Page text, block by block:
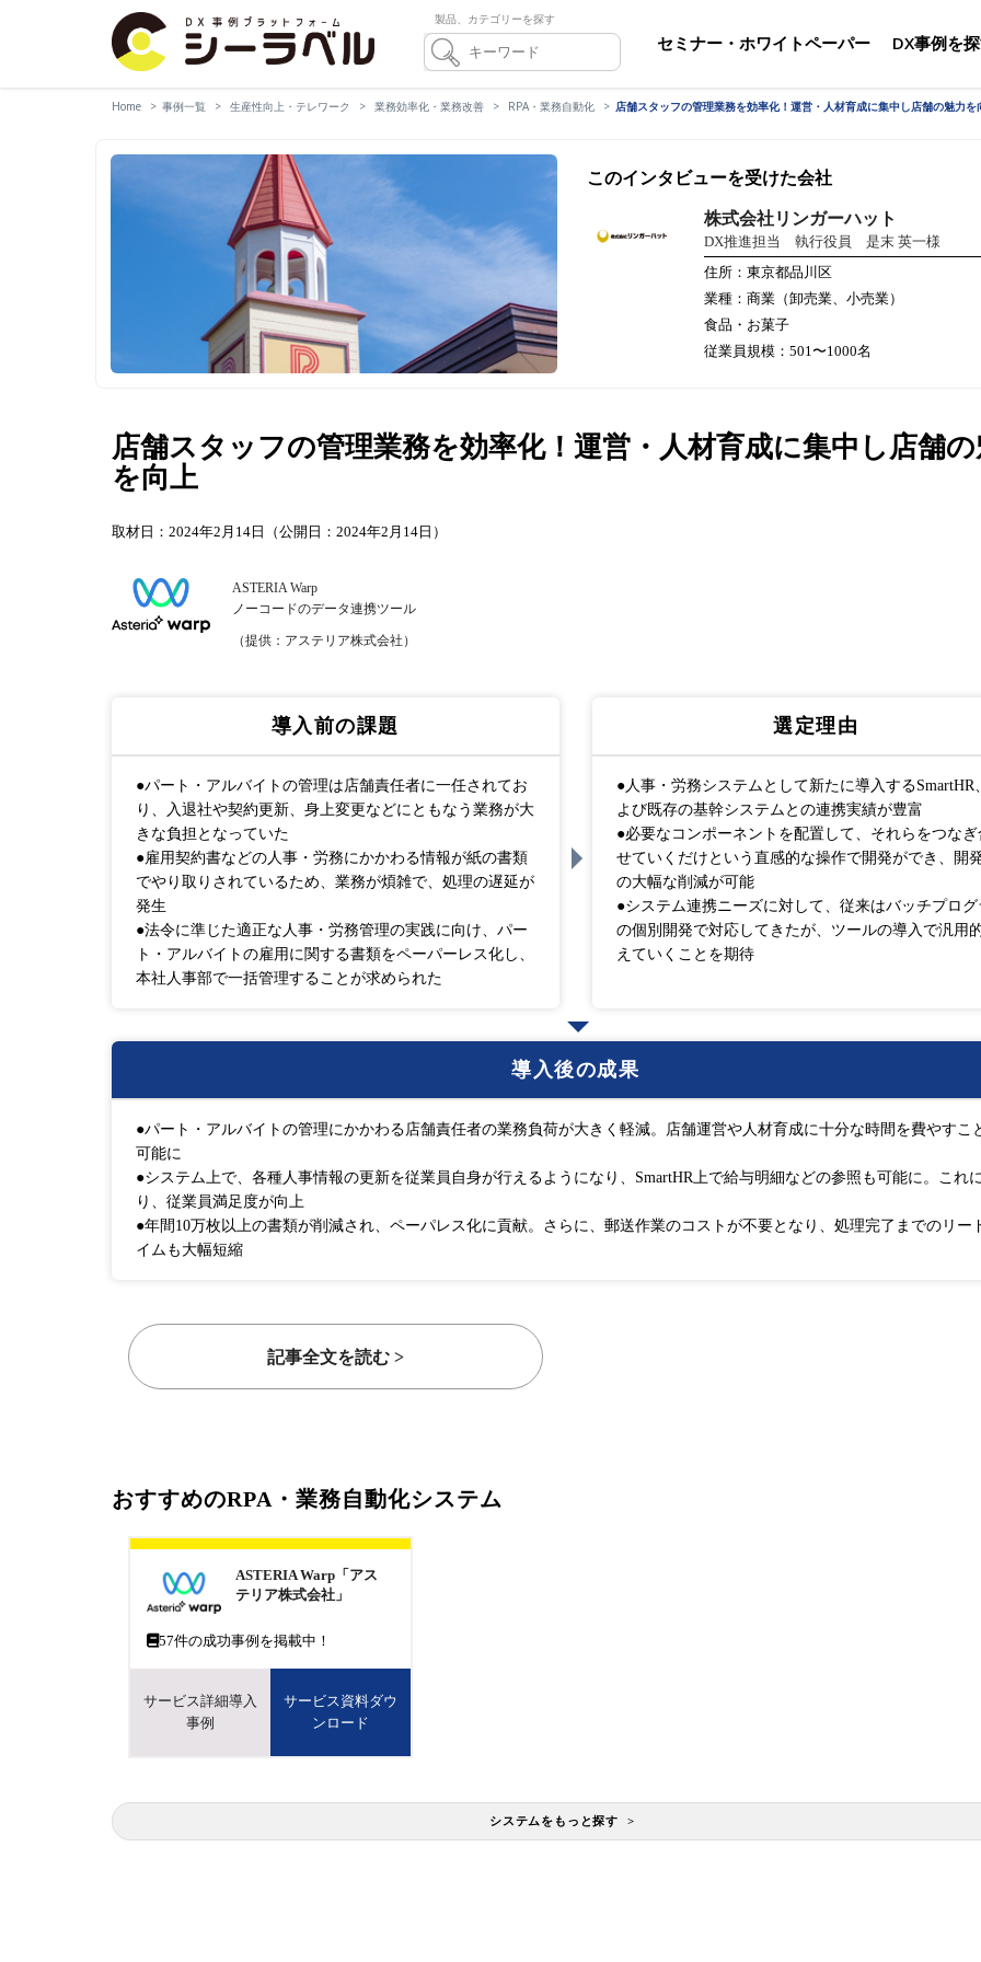
製品、カテゴリーを探す
セミナー・ホワイトペーパー DX事例を
Home 事例一覧 生産性向上・テレワーク 業務効率化・業務改善 RPA・業務自動化 店舗スタッフの管理業務を効率化！運営・人材育成に集中し店舗の魅力を
このインタビューを受けた会社
株式会社リンガーハット
DX推進担当 執行役員 是末 英一様
住所：東京都品川区
業種：商業（卸売業、小売業）
食品・お菓子
従業員規模：501〜1000名
店舗スタッフの管理業務を効率化！運営・人材育成に集中し店舗の
を向上
取材日：2024年2月14日（公開日：2024年2月14日）
ASTERIA Warp
ノーコードのデータ連携ツール
（提供：アステリア株式会社）
導入前の課題
●パート・アルバイトの管理は店舗責任者に一任されてお
り、入退社や契約更新、身上変更などにともなう業務が大
きな負担となっていた
●雇用契約書などの人事・労務にかかわる情報が紙の書類
でやり取りされているため、業務が煩雑で、処理の遅延が
発生
●法令に準じた適正な人事・労務管理の実践に向け、パー
ト・アルバイトの雇用に関する書類をペーパーレス化し、
本社人事部で一括管理することが求められた
選定理由
●人事・労務システムとして新たに導入するSmartHR
よび既存の基幹システムとの連携実績が豊富
●必要なコンポーネントを配置して、それらをつなぎ
せていくだけという直感的な操作で開発ができ、開
の大幅な削減が可能
●システム連携ニーズに対して、従来はバッチプログ
の個別開発で対応してきたが、ツールの導入で汎用
えていくことを期待
導入後の成果
●パート・アルバイトの管理にかかわる店舗責任者の業務負荷が大きく軽減。店舗運営や人材育成に十分な時間を費やすこ
可能に
●システム上で、各種人事情報の更新を従業員自身が行えるようになり、SmartHR上で給与明細などの参照も可能に。これ
り、従業員満足度が向上
●年間10万枚以上の書類が削減され、ペーパレス化に貢献。さらに、郵送作業のコストが不要となり、処理完了までのリー
イムも大幅短縮
記事全文を読む >
おすすめのRPA・業務自動化システム
ASTERIA Warp「アス
テリア株式会社」
57件の成功事例を掲載中！
サービス詳細導入
事例
サービス資料ダウ
ンロード
システムをもっと探す >